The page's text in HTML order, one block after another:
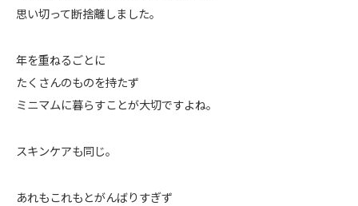
思い切って断捨離しました。
年を重ねるごとに
たくさんのものを持たず
ミニマムに暮らすことが大切ですよね。
スキンケアも同じ。
あれもこれもとがんばりすぎず